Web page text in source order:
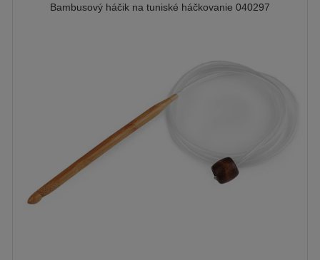
Bambusový háčik na tuniské háčkovanie 040297